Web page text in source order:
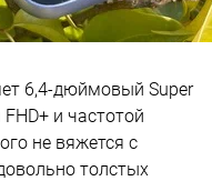
6,4-дюймовый Super
и частотой
не вяжется с
толстых